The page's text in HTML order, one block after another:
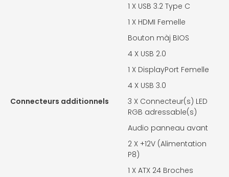
1 X USB 3.2 Type C
1 X HDMI Femelle
Bouton màj BIOS
4 X USB 2.0
1 X DisplayPort Femelle
4 X USB 3.0
Connecteurs additionnels
3 X Connecteur(s) LED
RGB adressable(s)
Audio panneau avant
2 X +12V (Alimentation
P8)
1 X ATX 24 Broches